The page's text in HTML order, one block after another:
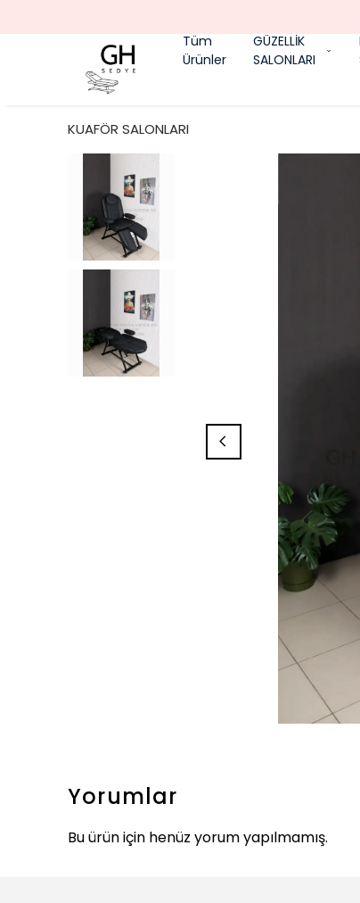
Tüm
Ürünler
GÜZELLİK
SALONLARI
KUAFÖR SALONLARI
Yorumlar
Bu ürün için henüz yorum yapılmamış.